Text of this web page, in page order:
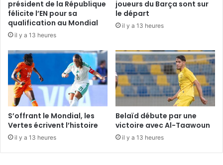
président de la République
félicite l’EN pour sa
qualification au Mondial
il y a 13 heures
joueurs du Barça sont sur
le départ
il y a 13 heures
S’offrant le Mondial, les
Vertes écrivent l’histoire
il y a 13 heures
Belaïd débute par une
victoire avec Al-Taawoun
il y a 13 heures